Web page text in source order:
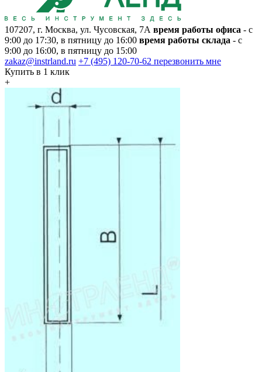
107207, г. Москва, ул. Чусовская, 7А время работы офиса - с
9:00 до 17:30, в пятницу до 16:00 время работы склада - с
9:00 до 16:00, в пятницу до 15:00
zakaz@instrland.ru +7 (495) 120-70-62 перезвонить мне
Купить в 1 клик
+